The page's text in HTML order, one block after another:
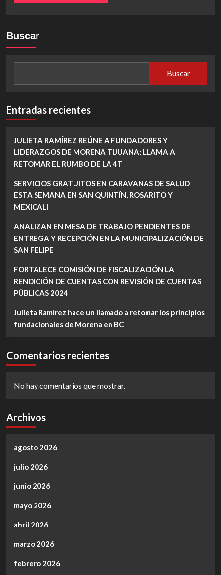
Buscar
Buscar
Entradas recientes
JULIETA RAMÍREZ REÚNE A FUNDADORES Y
LIDERAZGOS DE MORENA TIJUANA; LLAMA A
RETOMAR EL RUMBO DE LA 4T
SERVICIOS GRATUITOS EN CARAVANAS DE SALUD
ESTA SEMANA EN SAN QUINTÍN, ROSARITO Y
MEXICALI
ANALIZAN EN MESA DE TRABAJO PENDIENTES DE
ENTREGA Y RECEPCIÓN EN LA MUNICIPALIZACIÓN DE
SAN FELIPE
FORTALECE COMISIÓN DE FISCALIZACIÓN LA
RENDICIÓN DE CUENTAS CON REVISIÓN DE CUENTAS
PÚBLICAS 2024
Julieta Ramírez hace un llamado a retomar los principios
fundacionales de Morena en BC
Comentarios recientes
No hay comentarios que mostrar.
Archivos
agosto 2026
julio 2026
junio 2026
mayo 2026
abril 2026
marzo 2026
febrero 2026